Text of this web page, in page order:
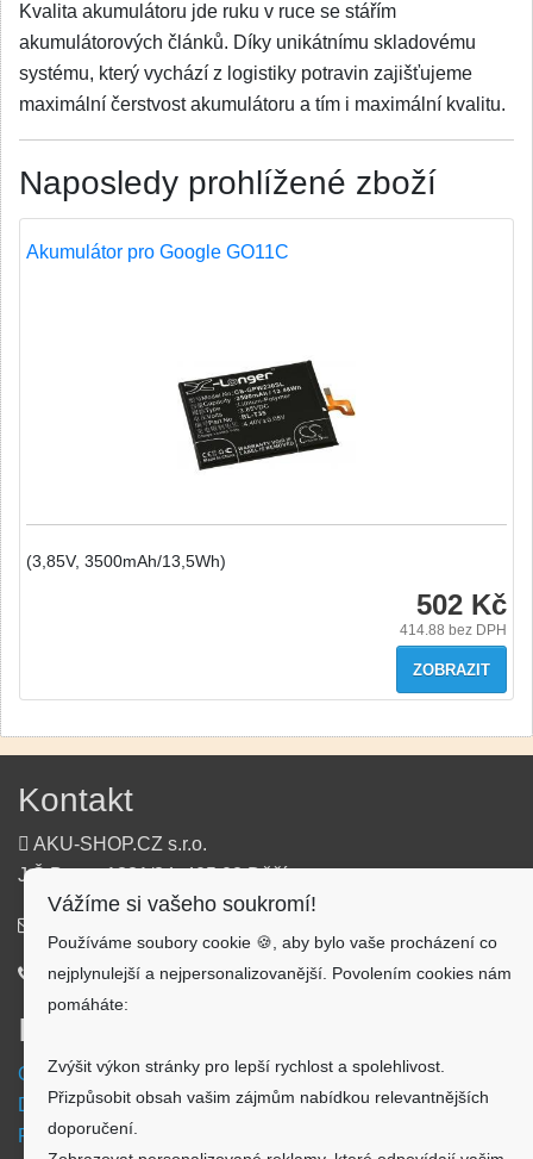
Kvalita akumulátoru jde ruku v ruce se stářím
akumulátorových článků. Díky unikátnímu skladovému
systému, který vychází z logistiky potravin zajišťujeme
maximální čerstvost akumulátoru a tím i maximální kvalitu.
Naposledy prohlížené zboží
Akumulátor pro Google GO11C
(3,85V, 3500mAh/13,5Wh)
502 Kč
414.88 bez DPH
ZOBRAZIT
Kontakt
AKU-SHOP.CZ s.r.o.
J.Š.Baara 1331/34, 405 02 Děčín
720 500 500
Informace
Obchodní podmínky
Doprava a platba
Reklamační formulář
Vážíme si vašeho soukromí!
Používáme soubory cookie 🍪, aby bylo vaše procházení co
nejplynulejší a nejpersonalizovanější. Povolením cookies nám
pomáháte:
Zvýšit výkon stránky pro lepší rychlost a spolehlivost.
Přizpůsobit obsah vašim zájmům nabídkou relevantnějších
doporučení.